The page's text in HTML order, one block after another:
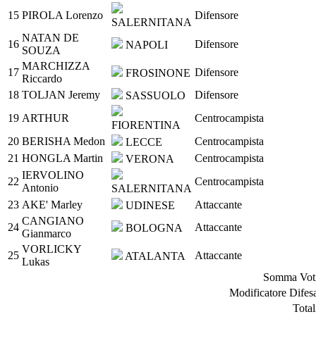
Somma
Modificatore
15 PIROLA Lorenzo
SALERNITANA
Difensore
16
NATAN DE
SOUZA
NAPOLI Difensore
17
MARCHIZZA
Riccardo
FROSINONE Difensore
18 TOLJAN Jeremy SASSUOLO
Difensore
19 ARTHUR
FIORENTINA
Centrocampista
20 BERISHA Medon LECCE
Centrocampista
21 HONGLA Martin VERONA
Centrocampista
22
IERVOLINO
Antonio
SALERNITANA
Centrocampista
23 AKE' Marley UDINESE
Attaccante
24
CANGIANO
Gianmarco
BOLOGNA Attaccante
25
VORLICKY
Lukas
ATALANTA Attaccante